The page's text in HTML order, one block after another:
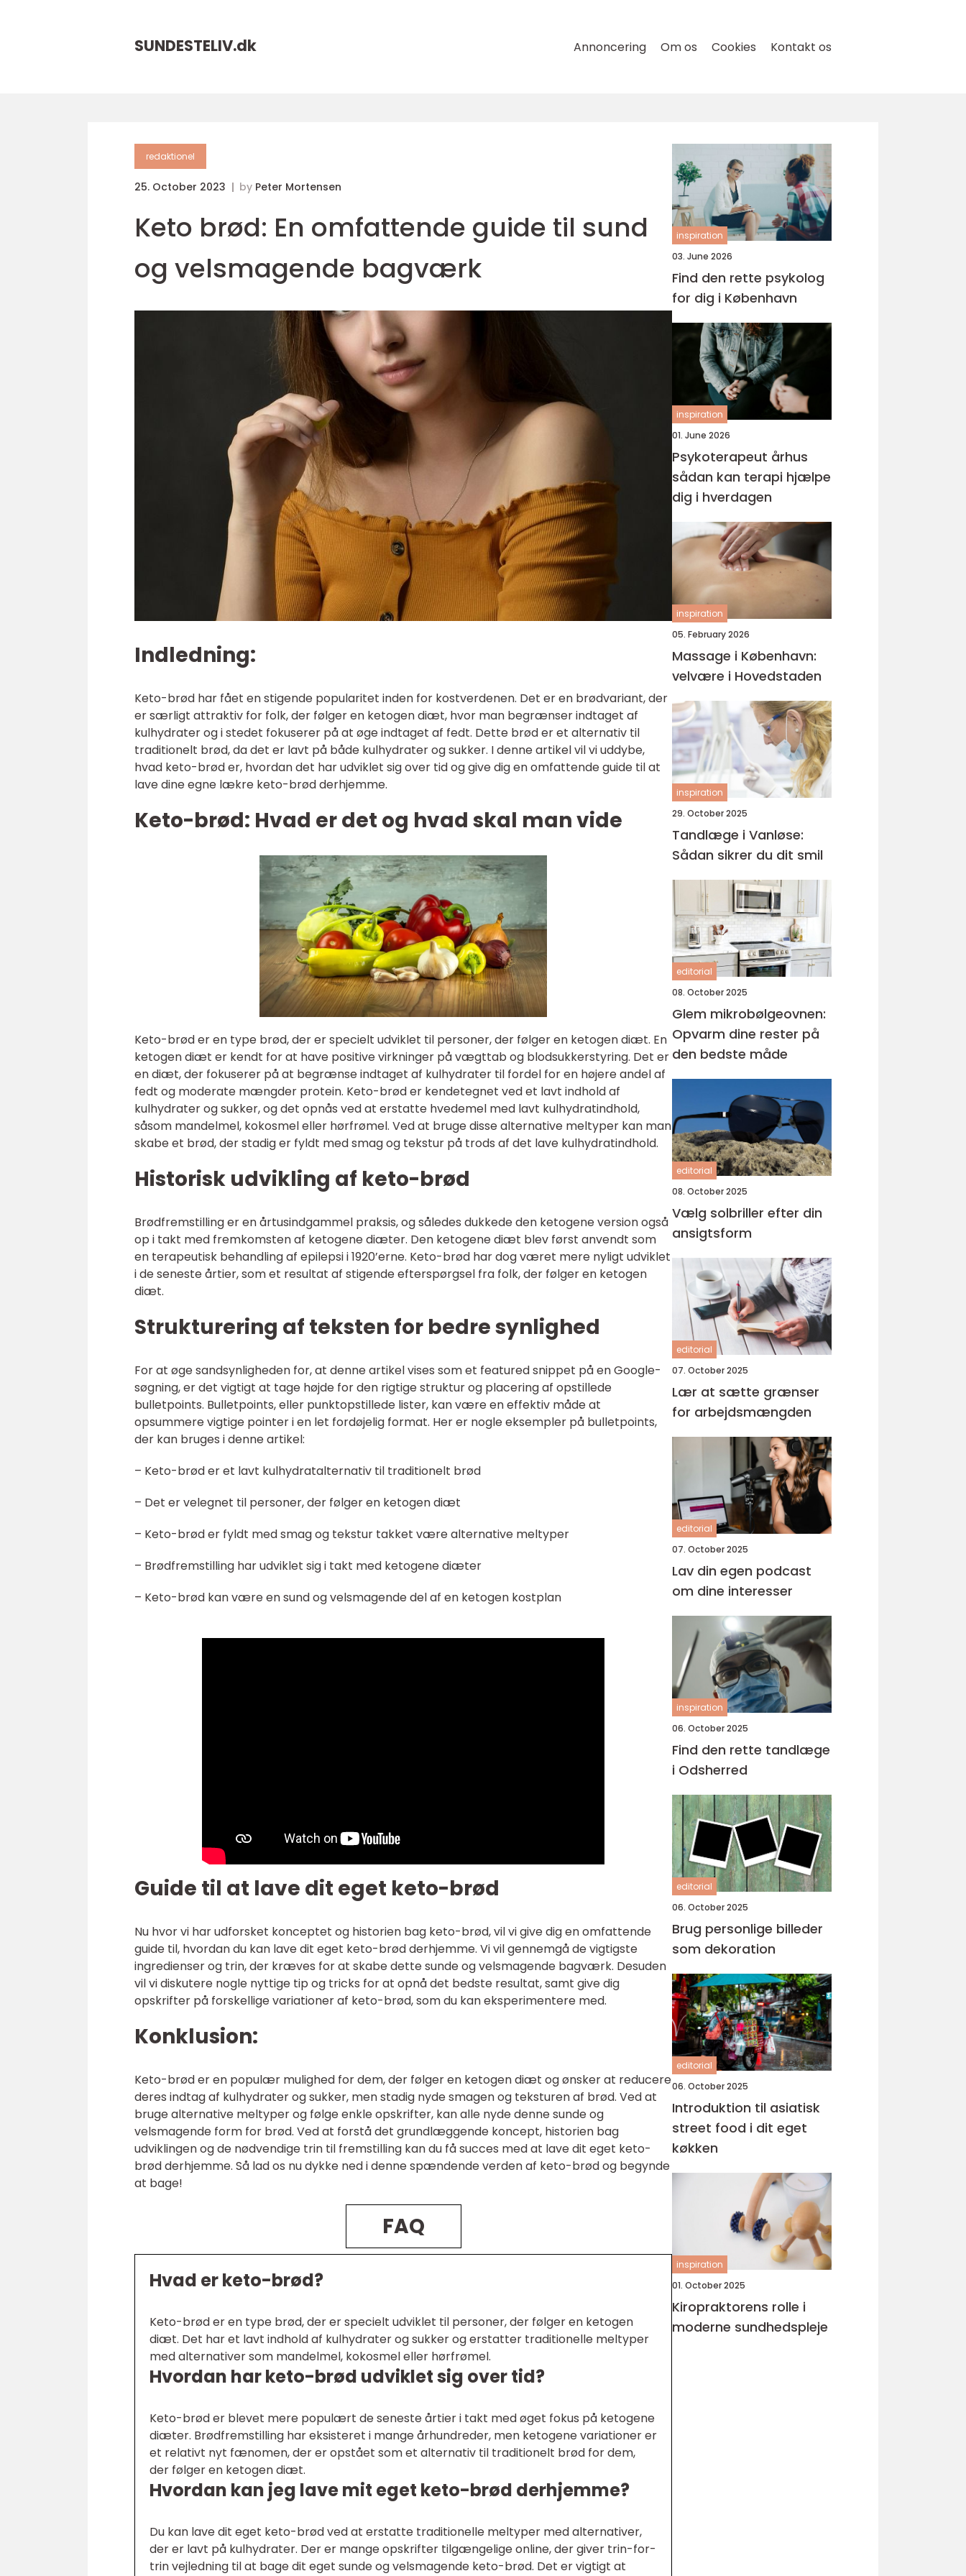
SUNDESTELIV.dk Annoncering Om os Cookies Kontakt os
redaktionel
25. October 2023 by Peter Mortensen
Keto brød: En omfattende guide til sund
og velsmagende bagværk
Indledning:
Keto-brød har fået en stigende popularitet inden for kostverdenen. Det er en brødvariant, der
er særligt attraktiv for folk, der følger en ketogen diæt, hvor man begrænser indtaget af
kulhydrater og i stedet fokuserer på at øge indtaget af fedt. Dette brød er et alternativ til
traditionelt brød, da det er lavt på både kulhydrater og sukker. I denne artikel vil vi uddybe,
hvad keto-brød er, hvordan det har udviklet sig over tid og give dig en omfattende guide til at
lave dine egne lækre keto-brød derhjemme.
Keto-brød: Hvad er det og hvad skal man vide
Keto-brød er en type brød, der er specielt udviklet til personer, der følger en ketogen diæt. En
ketogen diæt er kendt for at have positive virkninger på vægttab og blodsukkerstyring. Det er
en diæt, der fokuserer på at begrænse indtaget af kulhydrater til fordel for en højere andel af
fedt og moderate mængder protein. Keto-brød er kendetegnet ved et lavt indhold af
kulhydrater og sukker, og det opnås ved at erstatte hvedemel med lavt kulhydratindhold,
såsom mandelmel, kokosmel eller hørfrømel. Ved at bruge disse alternative meltyper kan man
skabe et brød, der stadig er fyldt med smag og tekstur på trods af det lave kulhydratindhold.
Historisk udvikling af keto-brød
Brødfremstilling er en årtusindgammel praksis, og således dukkede den ketogene version også
op i takt med fremkomsten af ketogene diæter. Den ketogene diæt blev først anvendt som
en terapeutisk behandling af epilepsi i 1920’erne. Keto-brød har dog været mere nyligt udviklet
i de seneste årtier, som et resultat af stigende efterspørgsel fra folk, der følger en ketogen
diæt.
Strukturering af teksten for bedre synlighed
For at øge sandsynligheden for, at denne artikel vises som et featured snippet på en Google-
søgning, er det vigtigt at tage højde for den rigtige struktur og placering af opstillede
bulletpoints. Bulletpoints, eller punktopstillede lister, kan være en effektiv måde at
opsummere vigtige pointer i en let fordøjelig format. Her er nogle eksempler på bulletpoints,
der kan bruges i denne artikel:
– Keto-brød er et lavt kulhydratalternativ til traditionelt brød
– Det er velegnet til personer, der følger en ketogen diæt
– Keto-brød er fyldt med smag og tekstur takket være alternative meltyper
– Brødfremstilling har udviklet sig i takt med ketogene diæter
– Keto-brød kan være en sund og velsmagende del af en ketogen kostplan
Guide til at lave dit eget keto-brød
Nu hvor vi har udforsket konceptet og historien bag keto-brød, vil vi give dig en omfattende
guide til, hvordan du kan lave dit eget keto-brød derhjemme. Vi vil gennemgå de vigtigste
ingredienser og trin, der kræves for at skabe dette sunde og velsmagende bagværk. Desuden
vil vi diskutere nogle nyttige tip og tricks for at opnå det bedste resultat, samt give dig
opskrifter på forskellige variationer af keto-brød, som du kan eksperimentere med.
Konklusion:
Keto-brød er en populær mulighed for dem, der følger en ketogen diæt og ønsker at reducere
deres indtag af kulhydrater og sukker, men stadig nyde smagen og teksturen af brød. Ved at
bruge alternative meltyper og følge enkle opskrifter, kan alle nyde denne sunde og
velsmagende form for brød. Ved at forstå det grundlæggende koncept, historien bag
udviklingen og de nødvendige trin til fremstilling kan du få succes med at lave dit eget keto-
brød derhjemme. Så lad os nu dykke ned i denne spændende verden af keto-brød og begynde
at bage!
FAQ
Hvad er keto-brød?
Keto-brød er en type brød, der er specielt udviklet til personer, der følger en ketogen
diæt. Det har et lavt indhold af kulhydrater og sukker og erstatter traditionelle meltyper
med alternativer som mandelmel, kokosmel eller hørfrømel.
Hvordan har keto-brød udviklet sig over tid?
Keto-brød er blevet mere populært de seneste årtier i takt med øget fokus på ketogene
diæter. Brødfremstilling har eksisteret i mange århundreder, men ketogene variationer er
et relativt nyt fænomen, der er opstået som et alternativ til traditionelt brød for dem,
der følger en ketogen diæt.
Hvordan kan jeg lave mit eget keto-brød derhjemme?
Du kan lave dit eget keto-brød ved at erstatte traditionelle meltyper med alternativer,
der er lavt på kulhydrater. Der er mange opskrifter tilgængelige online, der giver trin-for-
trin vejledning til at bage dit eget sunde og velsmagende keto-brød. Det er vigtigt at
inspiration
03. June 2026
Find den rette psykolog
for dig i København
inspiration
01. June 2026
Psykoterapeut århus
sådan kan terapi hjælpe
dig i hverdagen
inspiration
05. February 2026
Massage i København:
velvære i Hovedstaden
inspiration
29. October 2025
Tandlæge i Vanløse:
Sådan sikrer du dit smil
editorial
08. October 2025
Glem mikrobølgeovnen:
Opvarm dine rester på
den bedste måde
editorial
08. October 2025
Vælg solbriller efter din
ansigtsform
editorial
07. October 2025
Lær at sætte grænser
for arbejdsmængden
editorial
07. October 2025
Lav din egen podcast
om dine interesser
inspiration
06. October 2025
Find den rette tandlæge
i Odsherred
editorial
06. October 2025
Brug personlige billeder
som dekoration
editorial
06. October 2025
Introduktion til asiatisk
street food i dit eget
køkken
inspiration
01. October 2025
Kiropraktorens rolle i
moderne sundhedspleje